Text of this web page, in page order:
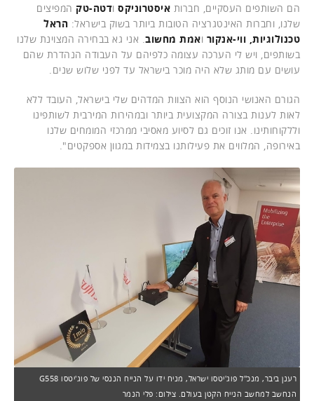
הם השותפים העסקיים, חברות איסטרוניקס ודטה-טק המפיצים
שלנו, וחברות האינטגרציה הטובות ביותר בשוק בישראל: הראל
טכנולוגיות, ווי-אנקור ואמת מחשוב . אני גא בבחירה המצוינת שלנו
בשותפים, ויש לי הערכה עצומה כלפיהם על העבודה הנהדרת שהם
עושים עם מותג שלא היה מוכר בישראל עד לפני שלוש שנים.
הגורם האנושי הנוסף הוא הצוות המדהים שלי בישראל, העובד ללא
לאות לענות בצורה המקצועית ביותר ובמהירות המירבית לשותפינו
וללקוחותינו. אנו זוכים גם לסיוע מאסיבי ממרכזי המומחים שלנו
באירופה, המלווים את פעילותנו בצמידות במגוון אספקטים".
רענן ביבר, מנכ"ל פוג'יטסו ישראל, מניח ידו על הנייח הננסי של פוג'יטסו G558
הנחשב למחשב הנייח הקטן בעולם. צילום: פלי הנמר